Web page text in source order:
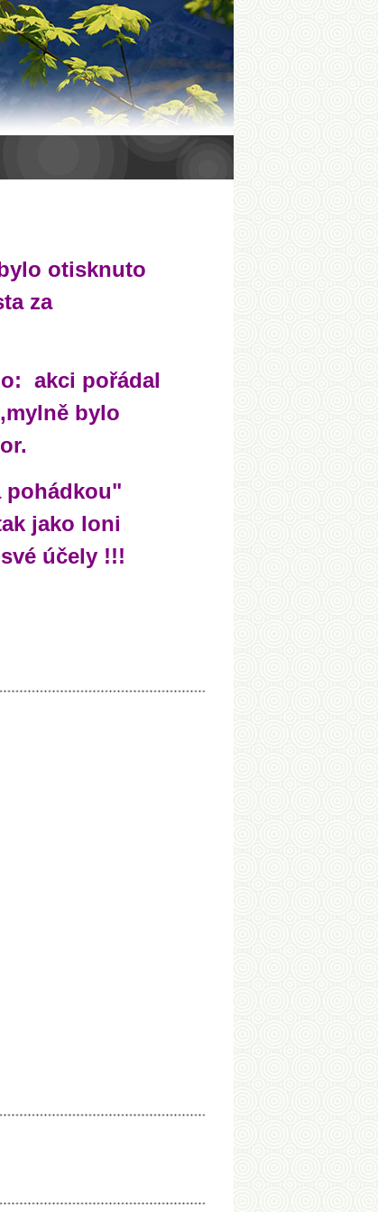
otisknuto
za
akci pořádal
bylo
pohádkou"
jako loni
účely !!!